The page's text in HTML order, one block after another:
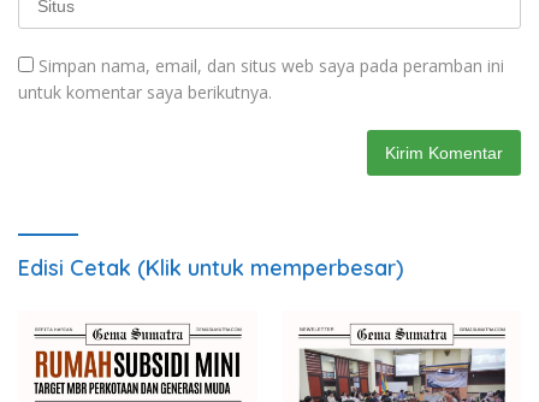
Simpan nama, email, dan situs web saya pada peramban ini
untuk komentar saya berikutnya.
Edisi Cetak (Klik untuk memperbesar)